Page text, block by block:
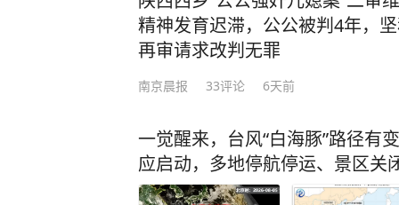
精神发育迟滞，公公被判4年，
再审请求改判无罪
南京晨报 33评论 6天前
一觉醒来，台风“白海豚”路径有
应启动，多地停航停运、景区关